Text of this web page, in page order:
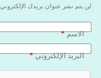
لن يتم نشر عنوان بريدك الإلكتروني.
الاسم*
البريد الإلكتروني*